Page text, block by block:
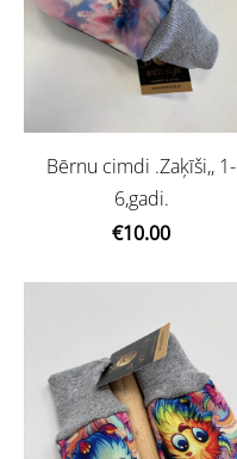
Bērnu cimdi .Zaķīši,, 1-
6,gadi.
€10.00